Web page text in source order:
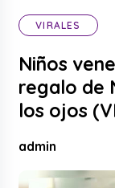
VIRALES
Niños
regalo de
los ojos
admin